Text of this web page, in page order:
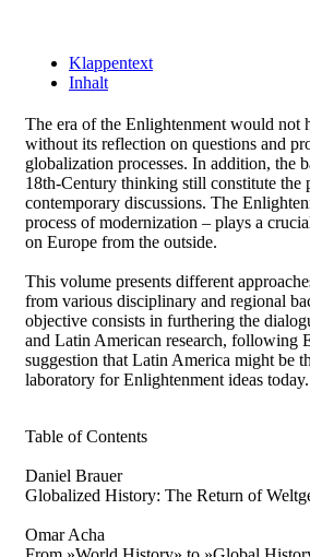
Klappentext
Inhalt
The era of the Enlightenment would not
without its reflection on questions and
globalization processes. In addition, the
18th-Century thinking still constitute the
contemporary discussions. The
process of modernization – plays a
on Europe from the outside.
This volume presents different
from various disciplinary and regional
objective consists in furthering the
and Latin American research, following
suggestion that Latin America might be
laboratory for Enlightenment ideas today.
Table of Contents
Daniel Brauer
Globalized History: The Return of
Omar Acha